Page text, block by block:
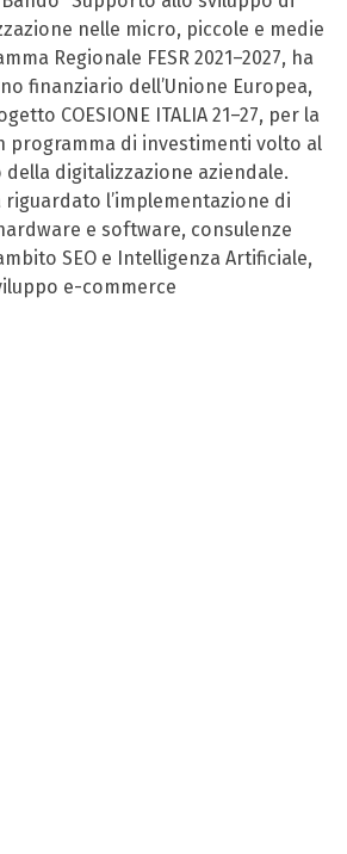
nelle micro, piccole e medie
Regionale FESR 2021–2027, ha
finanziario dell’Unione Europea,
COESIONE ITALIA 21–27, per la
programma di investimenti volto al
digitalizzazione aziendale.
riguardato l’implementazione di
e software, consulenze
SEO e Intelligenza Artificiale,
e-commerce